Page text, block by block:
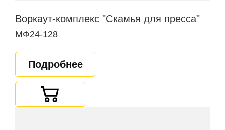
Воркаут-комплекс "Скамья для пресса"
МФ24-128
Подробнее